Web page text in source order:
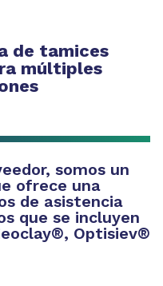
de tamices
múltiples
somos un
ofrece una
de asistencia
que se incluyen
®, Optisiev®